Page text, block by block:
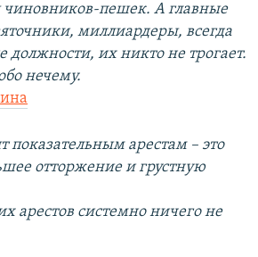
чиновников-пешек. А главные
миллиардеры, всегда
должности, их никто не трогает.
нечему.
показательным арестам – это
отторжение и грустную
арестов системно ничего не